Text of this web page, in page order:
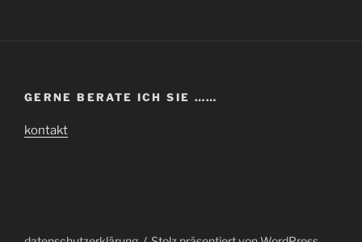
GERNE BERATE ICH SIE ……
kontakt